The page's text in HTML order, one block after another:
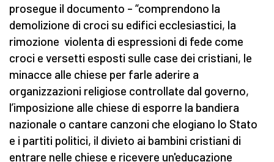
prosegue il documento – “comprendono la
demolizione di croci su edifici ecclesiastici, la
rimozione violenta di espressioni di fede come
croci e versetti esposti sulle case dei cristiani, le
minacce alle chiese per farle aderire a
organizzazioni religiose controllate dal governo,
l’imposizione alle chiese di esporre la bandiera
nazionale o cantare canzoni che elogiano lo Stato
e i partiti politici, il divieto ai bambini cristiani di
entrare nelle chiese e ricevere un'educazione